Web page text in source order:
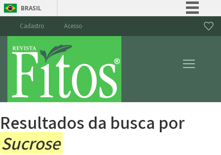
BRASIL
Canais
Cadastro Acesso
Resultados da busca por
Sucrose